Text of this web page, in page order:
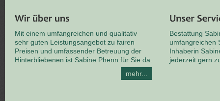
Mit einem umfangreichen und qualitativ
sehr guten Leistungsangebot zu fairen
Preisen und umfassender Betreuung der
Hinterbliebenen ist Sabine Phenn für Sie da.
mehr...
Bestattung
umfangreichen
Inhaberin
jederzeit gern